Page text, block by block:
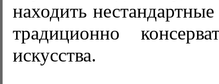
находить
традиционно
искусства.